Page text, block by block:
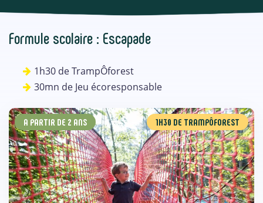
Formule scolaire : Escapade
1h30 de TrampÔforest
30mn de Jeu écoresponsable
A PARTIR DE 2 ANS 1H30 DE TRAMPÔFOREST